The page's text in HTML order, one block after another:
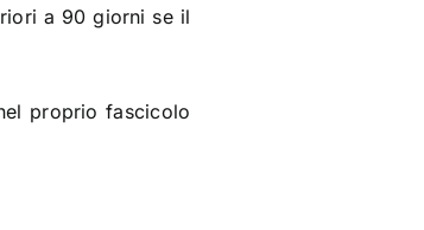
a 90 giorni se il
proprio fascicolo